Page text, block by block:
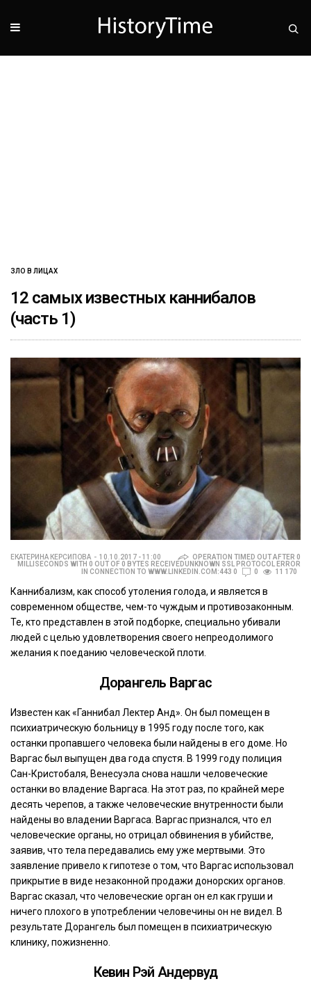
ЗЛО В ЛИЦАХ
12 самых известных каннибалов
(часть 1)
ЕКАТЕРИНА КЕРСИПОВА 10.10.2017 - 11:00
OPERATION TIMED OUT AFTER 0
MILLISECONDS WITH 0 OUT OF 0 BYTES RECEIVEDUNKNOWN SSL PROTOCOL ERROR
IN CONNECTION TO WWW.LINKEDIN.COM:443 0
0 11 170
Каннибализм, как способ утоления голода, и является в
современном обществе, чем-то чуждым и противозаконным.
Те, кто представлен в этой подборке, специально убивали
людей с целью удовлетворения своего непреодолимого
желания к поеданию человеческой плоти.
Дорангель Варгас
Известен как «Ганнибал Лектер Анд». Он был помещен в
психиатрическую больницу в 1995 году после того, как
останки пропавшего человека были найдены в его доме. Но
Варгас был выпущен два года спустя. В 1999 году полиция
Сан-Кристобаля, Венесуэла снова нашли человеческие
останки во владение Варгаса. На этот раз, по крайней мере
десять черепов, а также человеческие внутренности были
найдены во владении Варгаса. Варгас признался, что ел
человеческие органы, но отрицал обвинения в убийстве,
заявив, что тела передавались ему уже мертвыми. Это
заявление привело к гипотезе о том, что Варгас использовал
прикрытие в виде незаконной продажи донорских органов.
Варгас сказал, что человеческие орган он ел как груши и
ничего плохого в употреблении человечины он не видел. В
результате Дорангель был помещен в психиатрическую
клинику, пожизненно.
Кевин Рэй Андервуд